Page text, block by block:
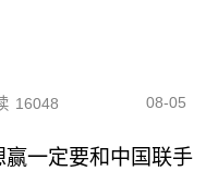
16048 08-05
一定要和中国联手